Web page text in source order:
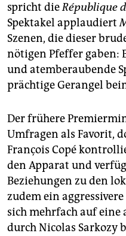
spricht dieRépublique
Spektakel applaudiert
Szenen, die dieser
nötigen Pfeffer gaben:
und atemberaubende
prächtige Gerangel
Der frühere
Umfragen als Favorit,
François Copé
den Apparat und
Beziehungen zu den
zudem ein
sich mehrfach auf
durch Nicolas Sarkozy